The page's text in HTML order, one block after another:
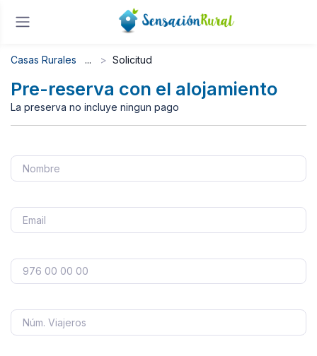
Casas Rurales Solicitud
Pre-reserva con el alojamiento
La preserva no incluye ningun pago